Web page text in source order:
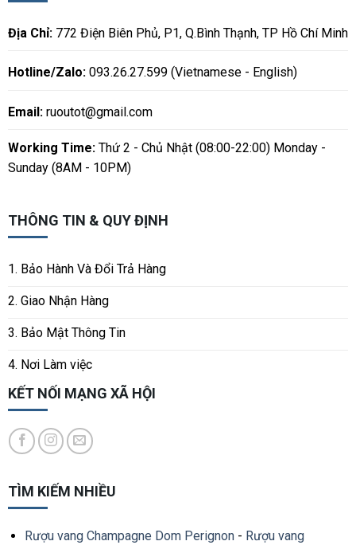
Địa Chỉ:772 Điện Biên Phủ, P1, Q.Bình Thạnh, TP Hồ Chí Minh
Hotline/Zalo:093.26.27.599 (Vietnamese - English)
Email: ruoutot@gmail.com
Working Time:Thứ 2 - Chủ Nhật (08:00-22:00) Monday -
Sunday (8AM - 10PM)
THÔNG TIN & QUY ĐỊNH
1. Bảo Hành Và Đổi Trả Hàng
2. Giao Nhận Hàng
3. Bảo Mật Thông Tin
4. Nơi Làm việc
KẾT NỐI MẠNG XÃ HỘI
TÌM KIẾM NHIỀU
Rượu vang Champagne Dom Perignon- Rượu vang